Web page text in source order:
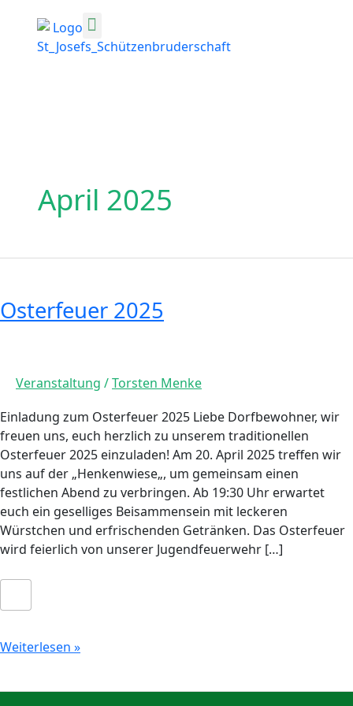
springen
April 2025
Osterfeuer 2025
Veranstaltung /Torsten Menke
Einladung zum Osterfeuer 2025 Liebe Dorfbewohner, wir
freuen uns, euch herzlich zu unserem traditionellen
Osterfeuer 2025 einzuladen! Am 20. April 2025 treffen wir
uns auf der „Henkenwiese„, um gemeinsam einen
festlichen Abend zu verbringen. Ab 19:30 Uhr erwartet
euch ein geselliges Beisammensein mit leckeren
Würstchen und erfrischenden Getränken. Das Osterfeuer
wird feierlich von unserer Jugendfeuerwehr […]
Weiterlesen »